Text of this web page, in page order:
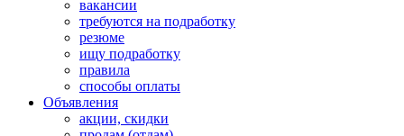
вакансии
требуются на подработку
резюме
ищу подработку
правила
способы оплаты
Объявления
акции, скидки